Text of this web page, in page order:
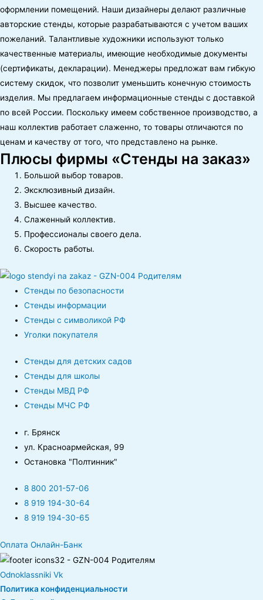
оформлении помещений. Наши дизайнеры делают различные
авторские стенды, которые разрабатываются с учетом ваших
пожеланий. Талантливые художники используют только
качественные материалы, имеющие необходимые документы
(сертификаты, декларации). Менеджеры предложат вам гибкую
систему скидок, что позволит уменьшить конечную стоимость
изделия. Мы предлагаем информационные стенды с доставкой
по всей России. Поскольку имеем собственное производство, а
наш коллектив работает слаженно, то товары отличаются по
ценам и качеству от того, что представлено на рынке.
Плюсы фирмы «Стенды на заказ»
Большой выбор товаров.
Эксклюзивный дизайн.
Высшее качество.
Слаженный коллектив.
Профессионалы своего дела.
Скорость работы.
Стенды по безопасности
Стенды информации
Стенды с символикой РФ
Уголки покупателя
Стенды для детских садов
Стенды для школы
Стенды МВД РФ
Стенды МЧС РФ
г. Брянск
ул. Красноармейская, 99
Остановка "Полтинник"
8 800 201-57-06
8 919 194-30-64
8 919 194-30-65
Оплата Онлайн-Банк
Odnoklassniki Vk
Политика конфиденциальности